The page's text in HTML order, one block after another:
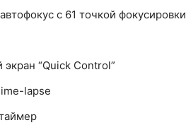
с 61 точкой фокусировки
“Quick Control”
lapse